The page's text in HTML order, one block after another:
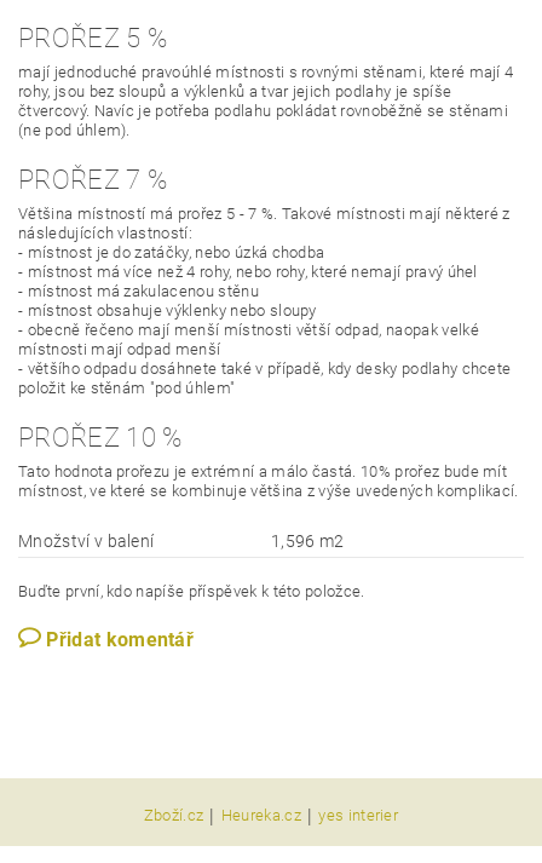
PROŘEZ 5 %
mají jednoduché pravoúhlé místnosti s rovnými stěnami, které mají 4
rohy, jsou bez sloupů a výklenků a tvar jejich podlahy je spíše
čtvercový. Navíc je potřeba podlahu pokládat rovnoběžně se stěnami
(ne pod úhlem).
PROŘEZ 7 %
Většina místností má prořez 5 - 7 %. Takové místnosti mají některé z
následujících vlastností:
- místnost je do zatáčky, nebo úzká chodba
- místnost má více než 4 rohy, nebo rohy, které nemají pravý úhel
- místnost má zakulacenou stěnu
- místnost obsahuje výklenky nebo sloupy
- obecně řečeno mají menší místnosti větší odpad, naopak velké
místnosti mají odpad menší
- většího odpadu dosáhnete také v případě, kdy desky podlahy chcete
položit ke stěnám "pod úhlem"
PROŘEZ 10 %
Tato hodnota prořezu je extrémní a málo častá. 10% prořez bude mít
místnost, ve které se kombinuje většina z výše uvedených komplikací.
Množství v balení 1,596 m2
Buďte první, kdo napíše příspěvek k této položce.
Přidat komentář
Zboží.cz | Heureka.cz | yes interier